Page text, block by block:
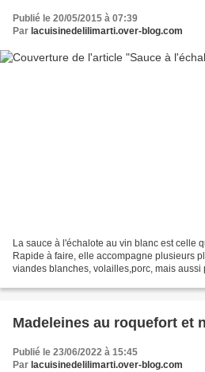
Publié le 20/05/2015 à 07:39
Par lacuisinedelilimarti.over-blog.com
La sauce à l'échalote au vin blanc est celle
Rapide à faire, elle accompagne plusieurs
viandes blanches, volailles,porc, mais aussi
Madeleines au roquefort et
Publié le 23/06/2022 à 15:45
Par lacuisinedelilimarti.over-blog.com